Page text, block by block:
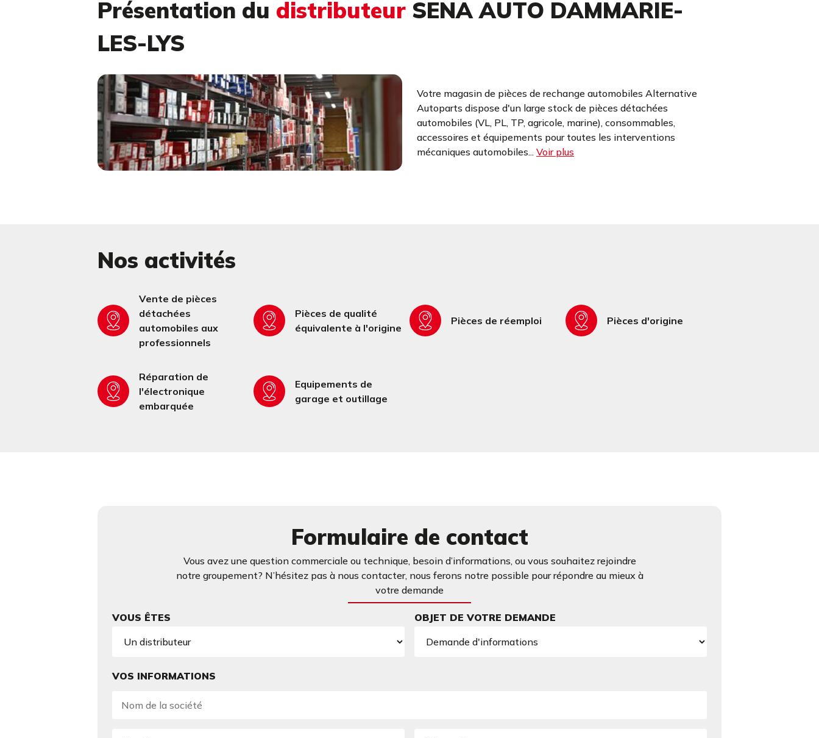
Présentation du distributeur SENA AUTO DAMMARIE-
LES-LYS
Votre magasin de pièces de rechange automobiles Alternative
Autoparts dispose d'un large stock de pièces détachées
automobiles (VL, PL, TP, agricole, marine), consommables,
accessoires et équipements pour toutes les interventions
mécaniques automobiles... Voir plus
Nos activités
Vente de pièces
détachées
automobiles aux
professionnels
Pièces de qualité
équivalente à l'origine
Pièces de réemploi Pièces d'origine
Réparation de
l'électronique
embarquée
Equipements de
garage et outillage
Formulaire de contact
Vous avez une question commerciale ou technique, besoin d’informations, ou vous souhaitez rejoindre
notre groupement? N’hésitez pas à nous contacter, nous ferons notre possible pour répondre au mieux à
votre demande
VOUS ÊTES OBJET DE VOTRE DEMANDE
VOS INFORMATIONS